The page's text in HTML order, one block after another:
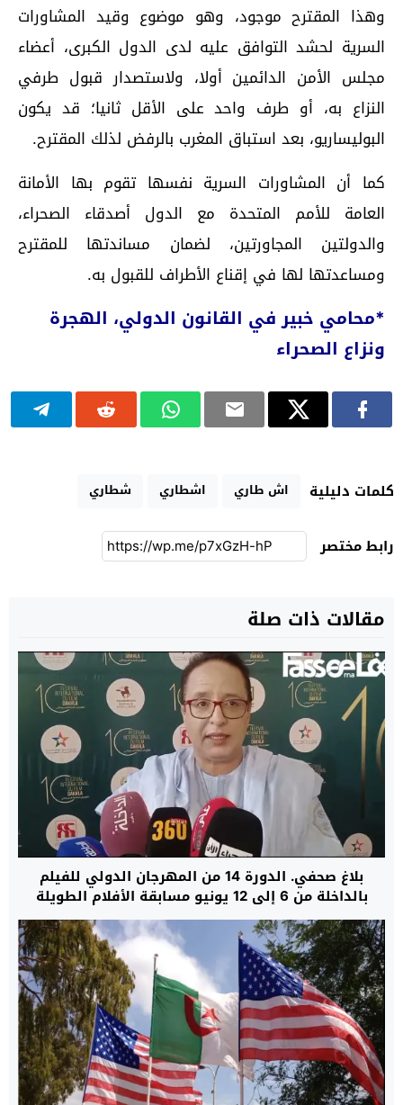
وهذا المقترح موجود، وهو موضوع وقيد المشاورات
السرية لحشد التوافق عليه لدى الدول الكبرى، أعضاء
مجلس الأمن الدائمين أولا، ولاستصدار قبول طرفي
النزاع به، أو طرف واحد على الأقل ثانيا؛ قد يكون
البوليساريو، بعد استباق المغرب بالرفض لذلك المقترح.
كما أن المشاورات السرية نفسها تقوم بها الأمانة
العامة للأمم المتحدة مع الدول أصدقاء الصحراء،
والدولتين المجاورتين، لضمان مساندتها للمقترح
ومساعدتها لها في إقناع الأطراف للقبول به.
*محامي خبير في القانون الدولي، الهجرة
ونزاع الصحراء
كلمات دليلية اش طاري اشطاري شطاري
رابط مختصر
مقالات ذات صلة
بلاغ صحفي. الدورة 14 من المهرجان الدولي للفيلم
بالداخلة من 6 إلى 12 يونيو مسابقة الأفلام الطويلة
والوثائقية ولقاءات للمهنيين